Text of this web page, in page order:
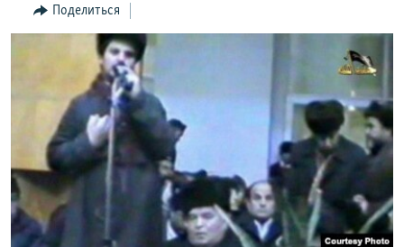
поиску
Поделиться